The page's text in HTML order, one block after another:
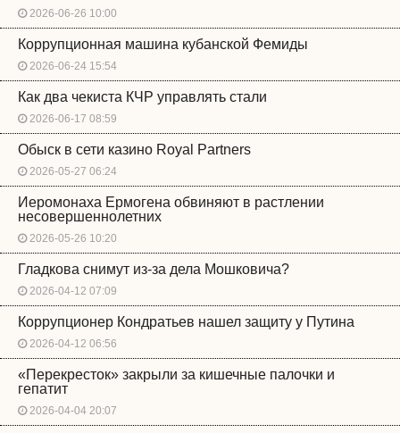
2026-06-26 10:00
Коррупционная машина кубанской Фемиды
2026-06-24 15:54
Как два чекиста КЧР управлять стали
2026-06-17 08:59
Обыск в сети казино Royal Partners
2026-05-27 06:24
Иеромонаха Ермогена обвиняют в растлении
несовершеннолетних
2026-05-26 10:20
Гладкова снимут из-за дела Мошковича?
2026-04-12 07:09
Коррупционер Кондратьев нашел защиту у Путина
2026-04-12 06:56
«Перекресток» закрыли за кишечные палочки и
гепатит
2026-04-04 20:07